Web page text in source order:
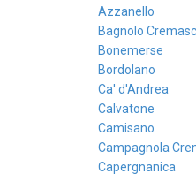
Azzanello
Bagnolo
Bonemerse
Bordolano
Ca' d'Andrea
Calvatone
Camisano
Campagnola
Capergnanica